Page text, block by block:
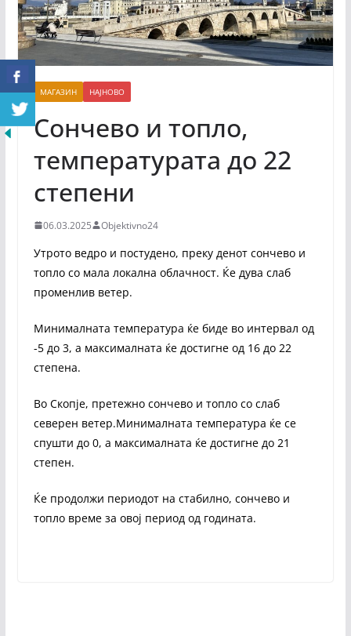
МАГАЗИН НАЈНОВО
Сончево и топло,
температурата до 22
степени
06.03.2025 Objektivno24
Утрото ведро и постудено, преку денот сончево и
топло со мала локална облачност. Ќе дува слаб
променлив ветер.
Минималната температура ќе биде во интервал од
-5 до 3, а максималната ќе достигне од 16 до 22
степена.
Во Скопје, претежно сончево и топло со слаб
северен ветер.Минималната температура ќе се
спушти до 0, а максималната ќе достигне до 21
степен.
Ќе продолжи периодот на стабилно, сончево и
топло време за овој период од годината.